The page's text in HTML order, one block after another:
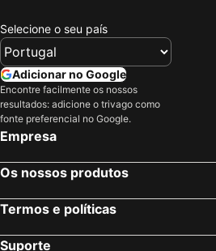
Selecione o seu país
Adicionar no Google
Encontre facilmente os nossos
resultados: adicione o trivago como
fonte preferencial no Google.
Empresa
Os nossos produtos
Termos e políticas
Suporte